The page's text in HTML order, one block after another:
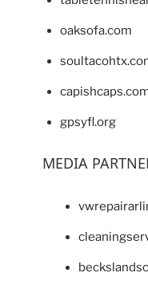
oaksofa.com
gpsyfl.org
MEDIA